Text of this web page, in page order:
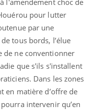
pour lutter
par une
tous bords, l’élue
de ne conventionner
que s'ils s'installent
Dans les zones
en matière d’offre de
intervenir qu’en